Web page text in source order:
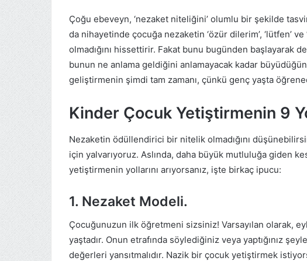
Çoğu ebeveyn, ‘nezaket niteliğini’ olumlu bir şekilde
da nihayetinde çocuğa nezaketin ‘özür dilerim’, ‘lütfen’ ve
olmadığını hissettirir. Fakat bunu bugünden başlayarak
bunun ne anlama geldiğini anlamayacak kadar
geliştirmenin şimdi tam zamanı, çünkü genç yaşta
Kinder Çocuk Yetiştirmenin 9
Nezaketin ödüllendirici bir nitelik olmadığını
için yalvarıyoruz. Aslında, daha büyük mutluluğa giden
yetiştirmenin yollarını arıyorsanız, işte birkaç ipucu:
1. Nezaket Modeli.
Çocuğunuzun ilk öğretmeni sizsiniz! Varsayılan olarak,
yaştadır. Onun etrafında söylediğiniz veya yaptığınız
değerleri yansıtmalıdır. Nazik bir çocuk yetiştirmek